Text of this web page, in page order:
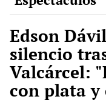
Edson
silencio
Valcárcel:
con plata y